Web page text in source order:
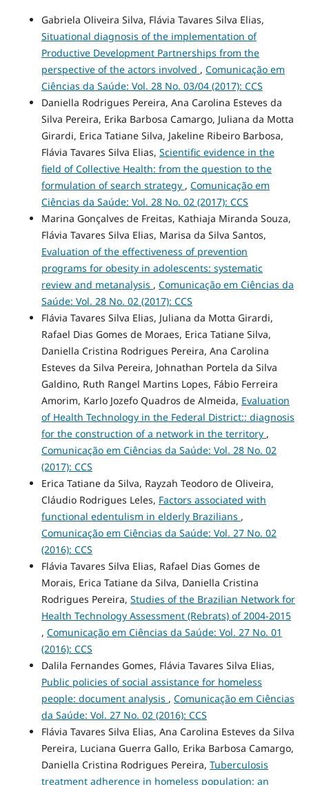
Gabriela Oliveira Silva, Flávia Tavares Silva Elias,
Situational diagnosis of the implementation of
Productive Development Partnerships from the
perspective of the actors involved , Comunicação em
Ciências da Saúde: Vol. 28 No. 03/04 (2017): CCS
Daniella Rodrigues Pereira, Ana Carolina Esteves da
Silva Pereira, Erika Barbosa Camargo, Juliana da Motta
Girardi, Erica Tatiane Silva, Jakeline Ribeiro Barbosa,
Flávia Tavares Silva Elias, Scientific evidence in the
field of Collective Health: from the question to the
formulation of search strategy , Comunicação em
Ciências da Saúde: Vol. 28 No. 02 (2017): CCS
Marina Gonçalves de Freitas, Kathiaja Miranda Souza,
Flávia Tavares Silva Elias, Marisa da Silva Santos,
Evaluation of the effectiveness of prevention
programs for obesity in adolescents: systematic
review and metanalysis , Comunicação em Ciências da
Saúde: Vol. 28 No. 02 (2017): CCS
Flávia Tavares Silva Elias, Juliana da Motta Girardi,
Rafael Dias Gomes de Moraes, Erica Tatiane Silva,
Daniella Cristina Rodrigues Pereira, Ana Carolina
Esteves da Silva Pereira, Johnathan Portela da Silva
Galdino, Ruth Rangel Martins Lopes, Fábio Ferreira
Amorim, Karlo Jozefo Quadros de Almeida, Evaluation
of Health Technology in the Federal District:: diagnosis
for the construction of a network in the territory ,
Comunicação em Ciências da Saúde: Vol. 28 No. 02
(2017): CCS
Erica Tatiane da Silva, Rayzah Teodoro de Oliveira,
Cláudio Rodrigues Leles, Factors associated with
functional edentulism in elderly Brazilians ,
Comunicação em Ciências da Saúde: Vol. 27 No. 02
(2016): CCS
Flávia Tavares Silva Elias, Rafael Dias Gomes de
Morais, Erica Tatiane da Silva, Daniella Cristina
Rodrigues Pereira, Studies of the Brazilian Network for
Health Technology Assessment (Rebrats) of 2004‑2015
, Comunicação em Ciências da Saúde: Vol. 27 No. 01
(2016): CCS
Dalila Fernandes Gomes, Flávia Tavares Silva Elias,
Public policies of social assistance for homeless
people: document analysis , Comunicação em Ciências
da Saúde: Vol. 27 No. 02 (2016): CCS
Flávia Tavares Silva Elias, Ana Carolina Esteves da Silva
Pereira, Luciana Guerra Gallo, Erika Barbosa Camargo,
Daniella Cristina Rodrigues Pereira, Tuberculosis
treatment adherence in homeless population: an